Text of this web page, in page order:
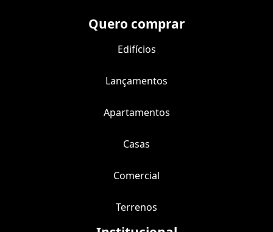
Quero comprar
Edifícios
Lançamentos
Apartamentos
Casas
Comercial
Terrenos